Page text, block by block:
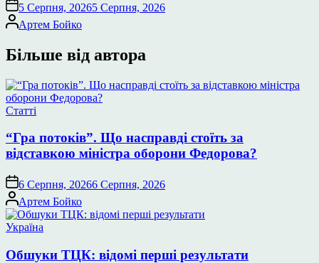
5 Серпня, 20265 Серпня, 2026
Опубліковано
Артем Бойко
Більше від автора
Опублікувати
Статті
“Гра потоків”. Що насправді стоїть за
відставкою міністра оборони Федорова?
6 Серпня, 20266 Серпня, 2026
Опубліковано
Артем Бойко
Опублікувати
Україна
Обшуки ТЦК: відомі перші результати